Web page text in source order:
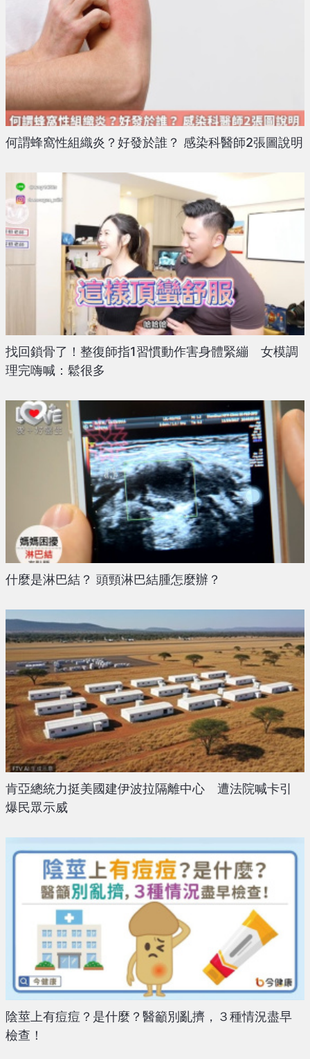
何謂蜂窩性組織炎？好發於誰？ 感染科醫師2張圖說明
找回鎖骨了！整復師指1習慣動作害身體緊繃 女模調
理完嗨喊：鬆很多
什麼是淋巴結？ 頭頸淋巴結腫怎麼辦？
肯亞總統力挺美國建伊波拉隔離中心 遭法院喊卡引
爆民眾示威
陰莖上有痘痘？是什麼？醫籲別亂擠，３種情況盡早
檢查！